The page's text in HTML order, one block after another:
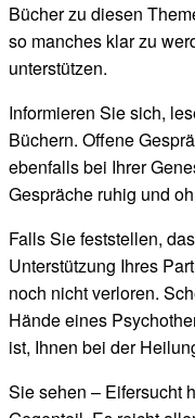
Bücher zu diesen
so manches klar zu
unterstützen.
Informieren Sie sich,
Büchern. Offene
ebenfalls bei Ihrer
Gespräche ruhig und
Falls Sie feststellen,
Unterstützung Ihres
noch nicht verloren.
Hände eines
ist, Ihnen bei der
Sie sehen – Eifersucht